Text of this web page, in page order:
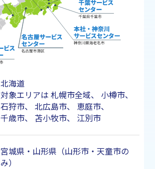
北海道
対象エリアは 札幌市全域、 小樽市、
石狩市、 北広島市、 恵庭市、
千歳市、 苫小牧市、 江別市
宮城県・山形県（山形市・天童市の
み）